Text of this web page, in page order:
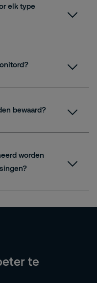
elk type
bewaard?
worden
te